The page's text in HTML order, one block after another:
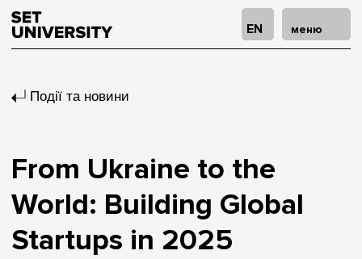
EN меню
Події та новини
From Ukraine to the
World: Building Global
Startups in 2025